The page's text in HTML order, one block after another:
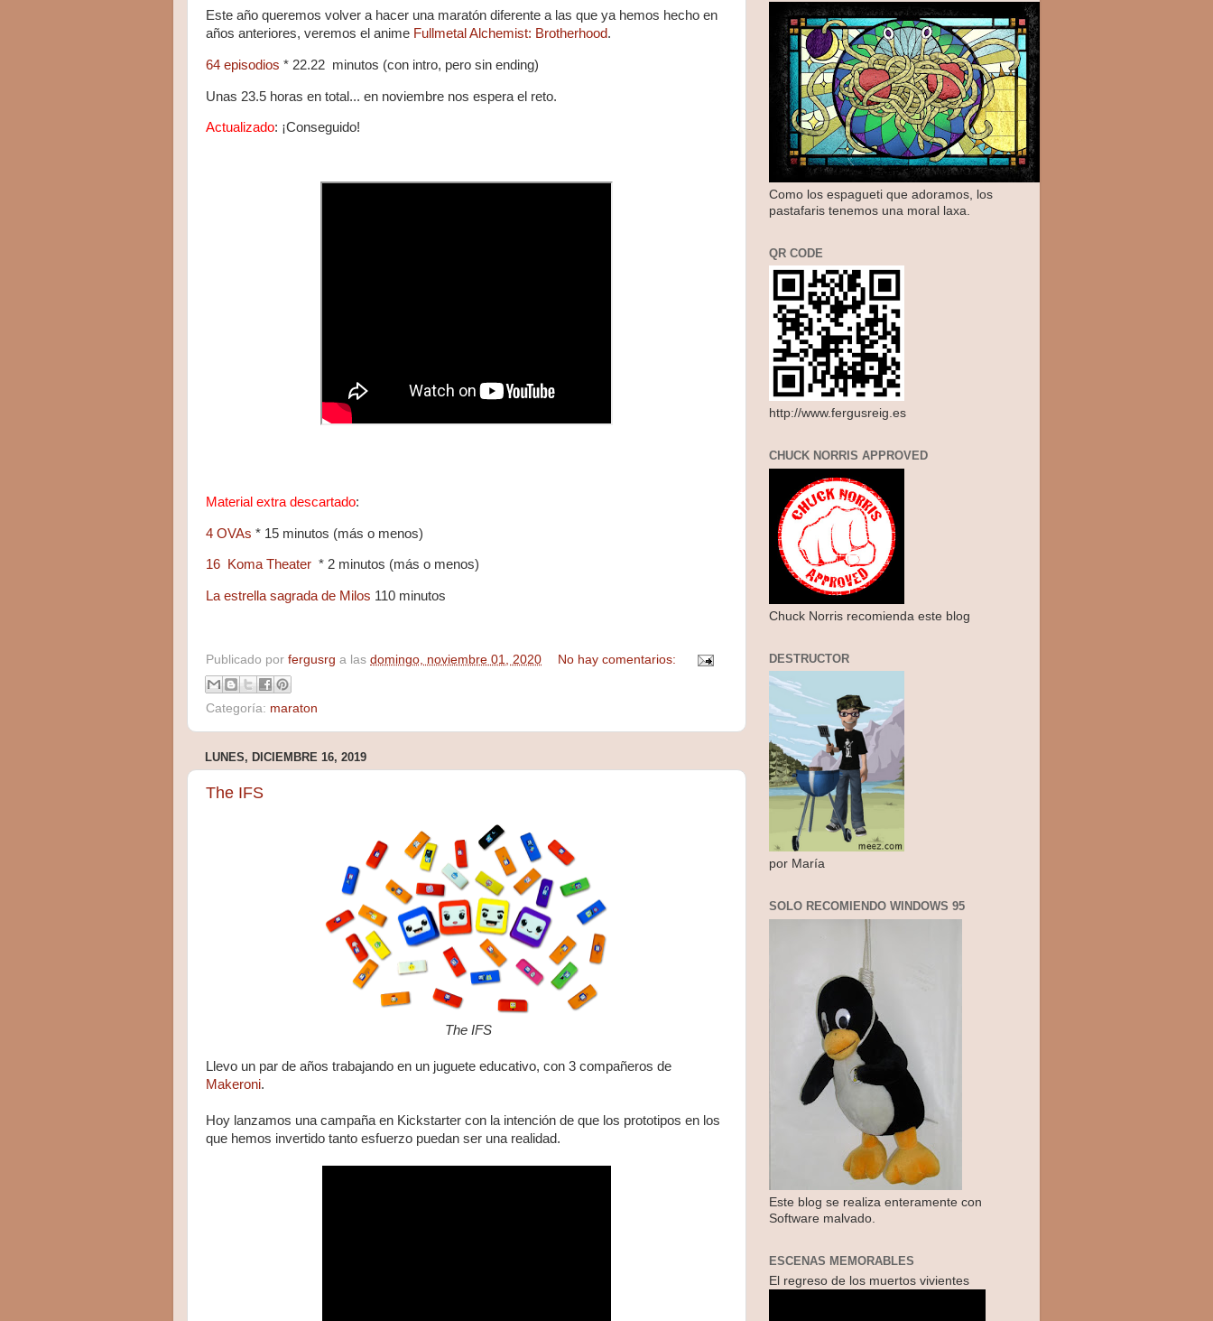
Este año queremos volver a hacer una maratón diferente a las que ya hemos hecho en
años anteriores, veremos el anime Fullmetal Alchemist: Brotherhood.
64 episodios * 22.22 minutos (con intro, pero sin ending)
Unas 23.5 horas en total... en noviembre nos espera el reto.
Actualizado: ¡Conseguido!
Material extra descartado:
4 OVAs * 15 minutos (más o menos)
16 Koma Theater * 2 minutos (más o menos)
La estrella sagrada de Milos 110 minutos
Publicado por fergusrg a las domingo, noviembre 01, 2020 No hay comentarios:
Categoría: maraton
LUNES, DICIEMBRE 16, 2019
The IFS
The IFS
Llevo un par de años trabajando en un juguete educativo, con 3 compañeros de
Makeroni.
Hoy lanzamos una campaña en Kickstarter con la intención de que los prototipos en los
que hemos invertido tanto esfuerzo puedan ser una realidad.
Como los espagueti que adoramos, los
pastafaris tenemos una moral laxa.
QR CODE
http://www.fergusreig.es
CHUCK NORRIS APPROVED
Chuck Norris recomienda este blog
DESTRUCTOR
por María
SOLO RECOMIENDO WINDOWS 95
Este blog se realiza enteramente con
Software malvado.
ESCENAS MEMORABLES
El regreso de los muertos vivientes